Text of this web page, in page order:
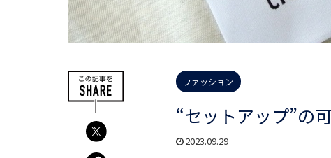
ファッション
“セットアップ”の
2023.09.29